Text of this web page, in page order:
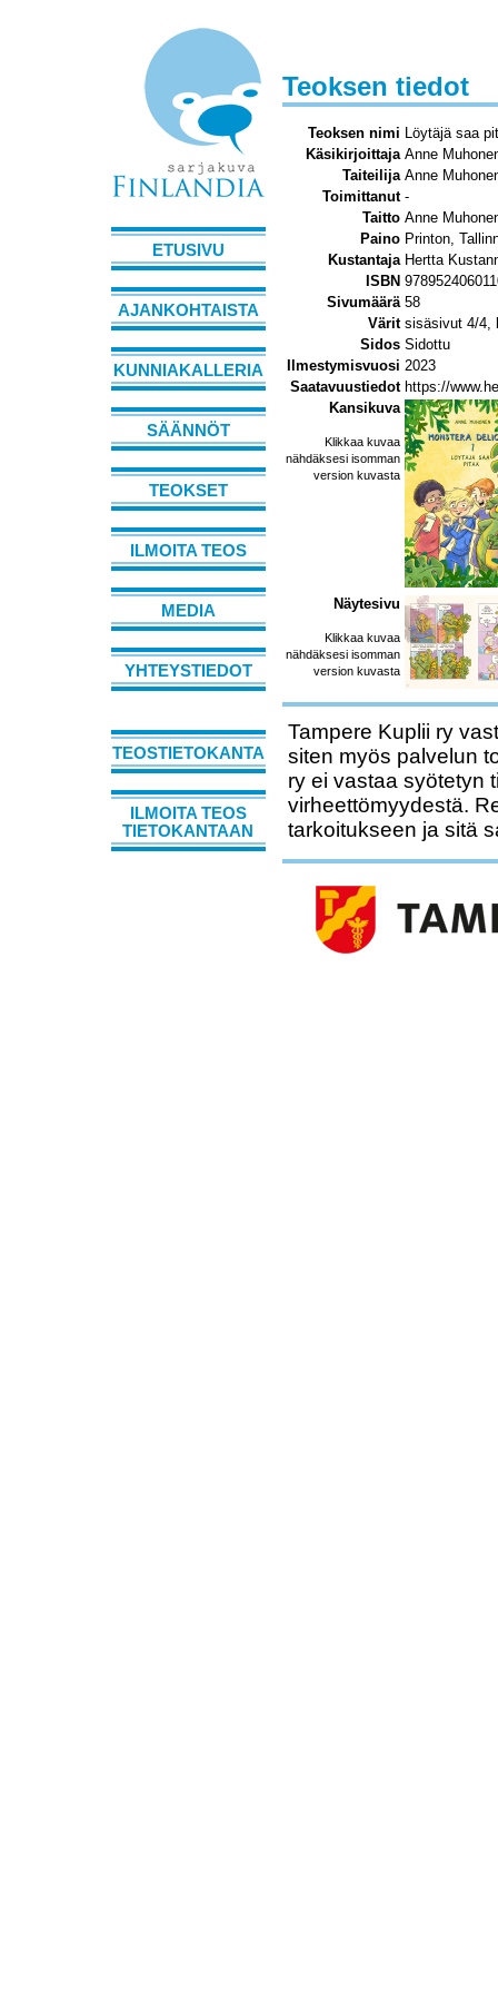
ETUSIVU
AJANKOHTAISTA
KUNNIAKALLERIA
SÄÄNNÖT
TEOKSET
ILMOITA TEOS
MEDIA
YHTEYSTIEDOT
TEOSTIETOKANTA
ILMOITA TEOS
TIETOKANTAAN
Teoksen tiedot
Teoksen nimi Löytäjä saa
Käsikirjoittaja Anne
Taiteilija Anne
Toimittanut -
Taitto Anne
Paino Printon,
Kustantaja Hertta
ISBN
Sivumäärä 58
Värit sisäsivut 4/4,
Sidos Sidottu
Ilmestymisvuosi 2023
Saatavuustiedot https://
Kansikuva
Klikkaa kuvaa
nähdäksesi isomman
version kuvasta
Näytesivu
Klikkaa kuvaa
nähdäksesi isomman
version kuvasta
Tampere Kuplii ry
siten myös palvelun
ry ei vastaa syötetyn
virheettömyydestä.
tarkoitukseen ja sitä